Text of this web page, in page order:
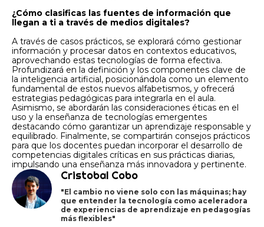
¿Cómo clasificas las fuentes de información que
llegan a ti a través de medios digitales?
A través de casos prácticos, se explorará cómo gestionar
información y procesar datos en contextos educativos,
aprovechando estas tecnologías de forma efectiva.
Profundizará en la definición y los componentes clave de
la inteligencia artificial, posicionándola como un elemento
fundamental de estos nuevos alfabetismos, y ofrecerá
estrategias pedagógicas para integrarla en el aula.
Asimismo, se abordarán las consideraciones éticas en el
uso y la enseñanza de tecnologías emergentes
destacando cómo garantizar un aprendizaje responsable y
equilibrado. Finalmente, se compartirán consejos prácticos
para que los docentes puedan incorporar el desarrollo de
competencias digitales críticas en sus prácticas diarias,
impulsando una enseñanza más innovadora y pertinente.
Cristobal Cobo
"El cambio no viene solo con las máquinas; hay
que entender la tecnología como aceleradora
de experiencias de aprendizaje en pedagogías
más flexibles"